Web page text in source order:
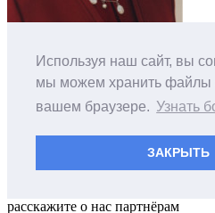
Используя наш сайт, вы
мы можем хранить файлы
вашем браузере. Узнать
ЗАКРЫТЬ
Специалист по охране труда и
Данилова
Советник руководителя по
Александр
Больше информации о
расскажите о нас партнёрам